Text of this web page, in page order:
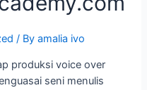
/ Byamalia ivo
produksi voice over
seni menulis